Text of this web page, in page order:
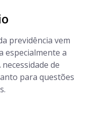
previdência vem
especialmente a
de
para questões